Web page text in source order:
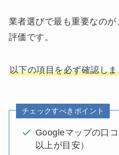
業者選びで最も重要なの
評価です。
以下の項目を必ず確認し
チェックすべきポイント
Googleマップの口
以上が目安）